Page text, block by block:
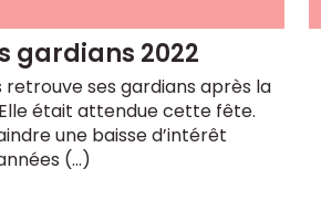
gardians 2022
retrouve ses gardians après la
était attendue cette fête.
une baisse d’intérêt
(…)